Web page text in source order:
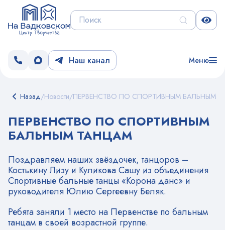
Наш канал Меню
Назад/Новости/ПЕРВЕНСТВО ПО СПОРТИВНЫМ БАЛЬНЫМ
ПЕРВЕНСТВО ПО СПОРТИВНЫМ
БАЛЬНЫМ ТАНЦАМ
Поздравляем наших звёздочек, танцоров –
Костькину Лизу и Куликова Сашу из объединения
Спортивные бальные танцы «Корона данс» и
руководителя Юлию Сергеевну Беляк.
Ребята заняли 1 место на Первенстве по бальным
танцам в своей возрастной группе.